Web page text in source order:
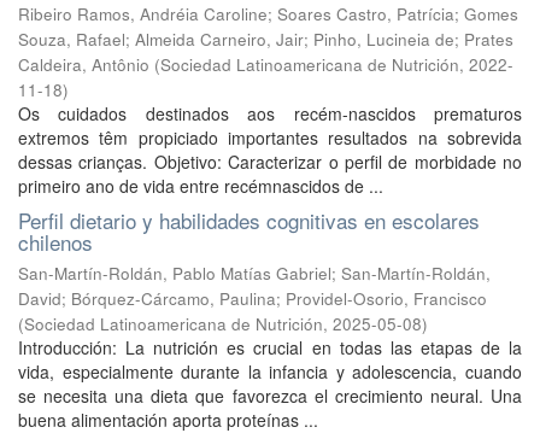
Ribeiro Ramos, Andréia Caroline; Soares Castro, Patrícia; Gomes
Souza, Rafael; Almeida Carneiro, Jair; Pinho, Lucineia de; Prates
Caldeira, Antônio (Sociedad Latinoamericana de Nutrición, 2022-
11-18)
Os cuidados destinados aos recém-nascidos prematuros
extremos têm propiciado importantes resultados na sobrevida
dessas crianças. Objetivo: Caracterizar o perfil de morbidade no
primeiro ano de vida entre recémnascidos de ...
Perfil dietario y habilidades cognitivas en escolares
chilenos
San-Martín-Roldán, Pablo Matías Gabriel; San-Martín-Roldán,
David; Bórquez-Cárcamo, Paulina; Providel-Osorio, Francisco
(Sociedad Latinoamericana de Nutrición, 2025-05-08)
Introducción: La nutrición es crucial en todas las etapas de la
vida, especialmente durante la infancia y adolescencia, cuando
se necesita una dieta que favorezca el crecimiento neural. Una
buena alimentación aporta proteínas ...